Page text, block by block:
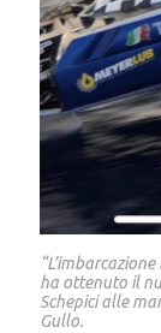
ha ottenuto il
Schepici alle
Gullo.